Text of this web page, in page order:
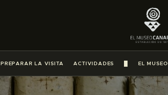
PREPARAR LA VISITA ACTIVIDADES EL MUSEO
PREPARAR LA VISITA
ACTIVIDADES
█